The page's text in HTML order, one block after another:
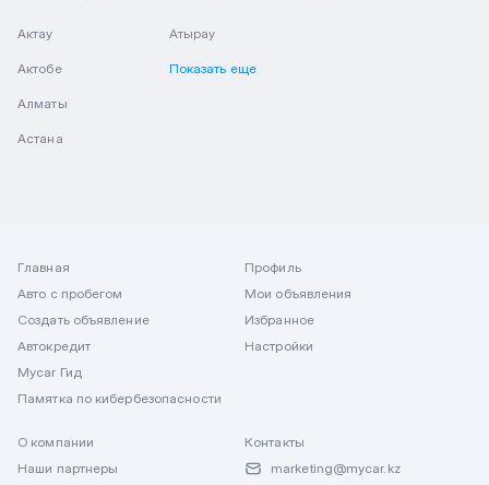
Актау
Актобе
Алматы
Астана
Атырау
Показать еще
Главная
Авто с пробегом
Создать объявление
Автокредит
Mycar Гид
Памятка по кибербезопасности
Профиль
Мои объявления
Избранное
Настройки
О компании
Наши партнеры
Контакты
marketing@mycar.kz